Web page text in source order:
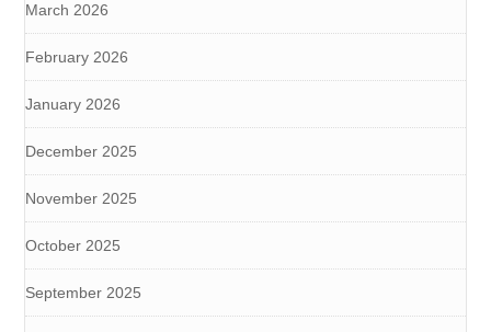
March 2026
February 2026
January 2026
December 2025
November 2025
October 2025
September 2025